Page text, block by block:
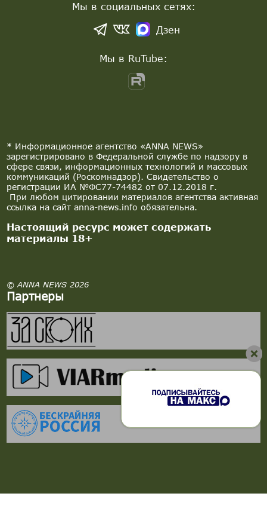
* Информационное агентство «ANNA NEWS»
зарегистрировано в Федеральной службе по надзору в
сфере связи, информационных технологий и массовых
коммуникаций (Роскомнадзор). Свидетельство о
регистрации ИА №ФС77-74482 от 07.12.2018 г.
При любом цитировании материалов агентства активная
ссылка на сайт anna-news.info обязательна.
Настоящий ресурс может содержать
материалы 18+
© ANNA NEWS 2026
Партнеры
Мы в социальных сетях:
Дзен
Мы в RuTube: